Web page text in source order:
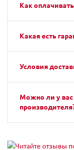
Как оплачивать
Какая есть
Условия
Можно ли у вас